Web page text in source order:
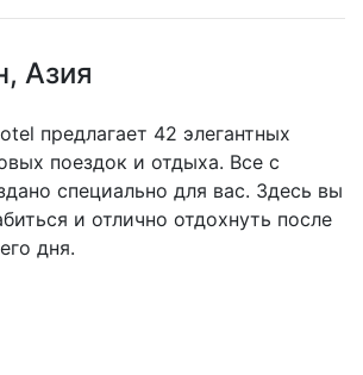
Азия
предлагает 42 элегантных
поездок и отдыха. Все с
специально для вас. Здесь вы
и отлично отдохнуть после
дня.